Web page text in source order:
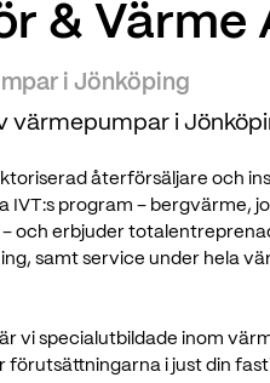
& Värme
i Jönköping
värmepumpar i
återförsäljare och
IVT:s program – bergvärme,
och erbjuder
samt service under hela
vi specialutbildade inom
förutsättningarna i just din